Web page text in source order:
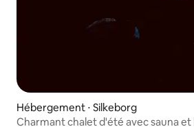
Hébergement ⋅ Silkeborg
Charmant chalet d'été avec sauna